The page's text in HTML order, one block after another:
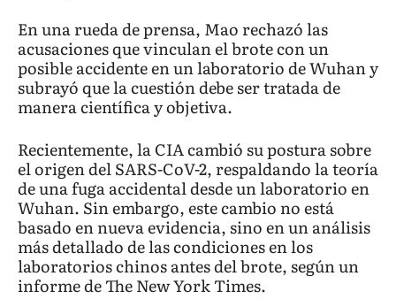
En una rueda de prensa, Mao rechazó las
acusaciones que vinculan el brote con un
posible accidente en un laboratorio de Wuhan y
subrayó que la cuestión debe ser tratada de
manera científica y objetiva.
Recientemente, la CIA cambió su postura sobre
el origen del SARS-CoV-2, respaldando la teoría
de una fuga accidental desde un laboratorio en
Wuhan. Sin embargo, este cambio no está
basado en nueva evidencia, sino en un análisis
más detallado de las condiciones en los
laboratorios chinos antes del brote, según un
informe de The New York Times.